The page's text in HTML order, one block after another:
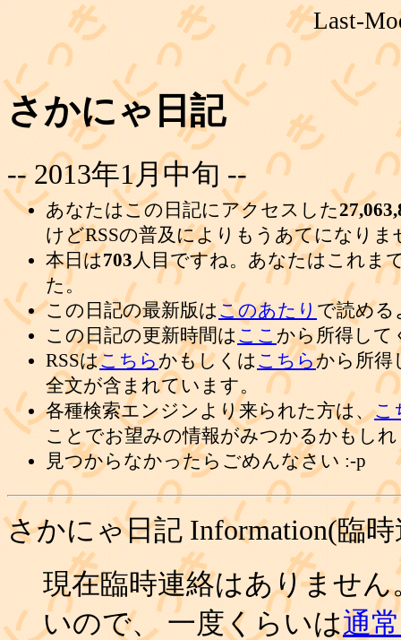
Last-
さかにゃ日記
-- 2013年1月中旬 --
あなたはこの日記にアクセスした
けどRSSの普及によりもうあてになりま
本日は703人目ですね。あなたはこれま
た。
この日記の最新版はこのあたり で読める
この日記の更新時間はここ から所得して
RSSはこちら かもしくはこちらから所得
全文が含まれています。
各種検索エンジンより来られた方は、こ
ことでお望みの情報がみつかるかもし
見つからなかったらごめんなさい :-p
さかにゃ日記 Information(臨
現在臨時連絡はありませ
いので、 一度くらいは通